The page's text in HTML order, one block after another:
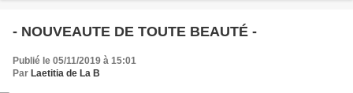
- NOUVEAUTE DE TOUTE BEAUTÉ -
Publié le 05/11/2019 à 15:01
Par Laetitia de La B